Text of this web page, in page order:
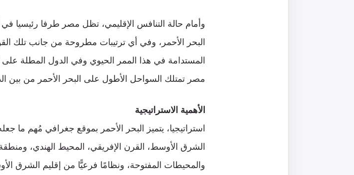
وأمام حالة التنافس الإقليمي، تظل مصر طرفا رئيسيا
البحر الأحمر، وفي أي ترتيبات مطروحة من جانب تلك
المستدامة في هذا الممر الحيوي وفي الدول المطلة
مصر تمتلك السواحل الأطول على البحر الأحمر من بين
الأهمية الاستراتيجية
استراتيجيا، يتميز البحر الأحمر بموقع جغرافي مُهم ما
الشرق الأوسط، القرن الإفريقي، المحيط الهندي، ومنطقة
والمحيطات المفتوحة، ونظامًا فرعيًّا من إقليم الشرق